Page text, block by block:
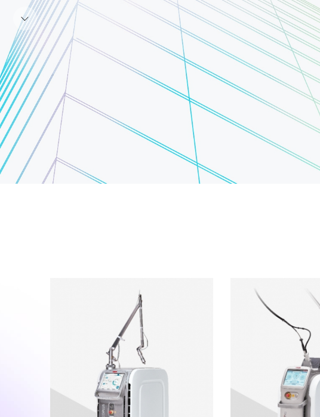
醫
美
設
備
產
品
服
務
供
應